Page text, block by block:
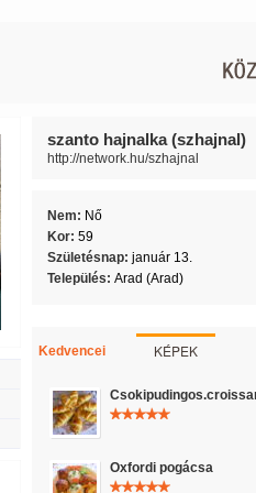
szanto hajnalka (szhajnal)
http://network.hu/szhajnal
Nem: Nő
Kor: 59
Születésnap: január 13.
Település: Arad (Arad)
Kedvencei KÉPEK
Oxfordi pogácsa